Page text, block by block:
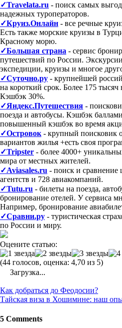
✓Travelata.ru - поиск самых
надежных туроператоров.
✓Круиз.Онлайн - все речные
Есть также морские круизы в
Красному морю.
✓Большая страна - сервис
путешествий по России.
экспедиции, круизы и многое
✓Суточно.ру - крупнейшей
на короткий срок. Более 175 тысяч
Кэшбэк 30%.
✓Яндекс.Путешествия -
поезда и автобусы. Кэшбэк
повышенный кэшбэк во время
✓Островок - крупный поисковик
вариантов жилья +есть своя
✓Tripster - более 4000+
мира от местных жителей.
✓Aviasales.ru - поиск и сравнение
агентств и 728 авиакомпаний.
✓Tutu.ru - билеты на поезда,
бронирование отелей. У сервиса
Например, бронирование
✓Сравни.ру - туристическая
по России и миру.
Оцените статью:
(44 голосов, оценка: 4,70 из 5)
Загрузка...
Post
navigation
Как добраться до Феодосии?
Тайская виза в Хошимине: наш
5 Comments